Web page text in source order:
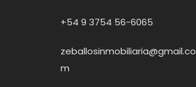
+54 9 3754 56-6065
zeballosinmobiliaria@gmail.co
m